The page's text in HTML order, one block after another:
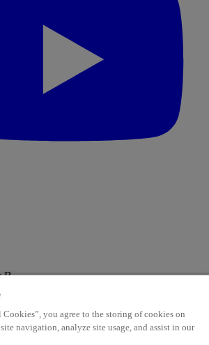
B
3 294 68 38
you agree to the storing of cookies on
navigation, analyze site usage, and assist in our